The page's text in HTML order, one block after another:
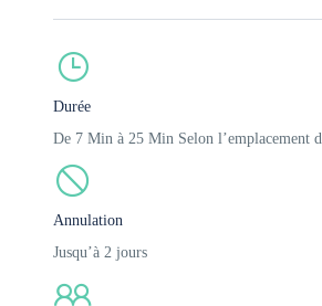
Durée
De 7 Min à 25 Min Selon l’emplacement
Annulation
Jusqu’à 2 jours